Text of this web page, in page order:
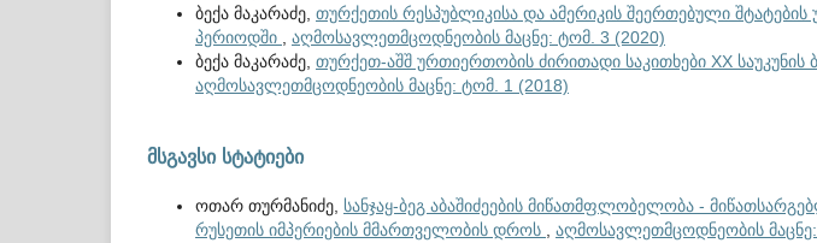
ბექა მაკარაძე, თურქეთის რესპუბლიკისა და ამერიკის შეერთებული შტატების
პერიოდში , აღმოსავლეთმცოდნეობის მაცნე: ტომ. 3 (2020)
ბექა მაკარაძე, თურქეთ-აშშ ურთიერთობის ძირითადი საკითხები XX საუკუნის
აღმოსავლეთმცოდნეობის მაცნე: ტომ. 1 (2018)
მსგავსი სტატიები
ოთარ თურმანიძე, სანჯაყ-ბეგ აბაშიძეების მიწათმფლობელობა -
რუსეთის იმპერიების მმართველობის დროს , აღმოსავლეთმცოდნეობის